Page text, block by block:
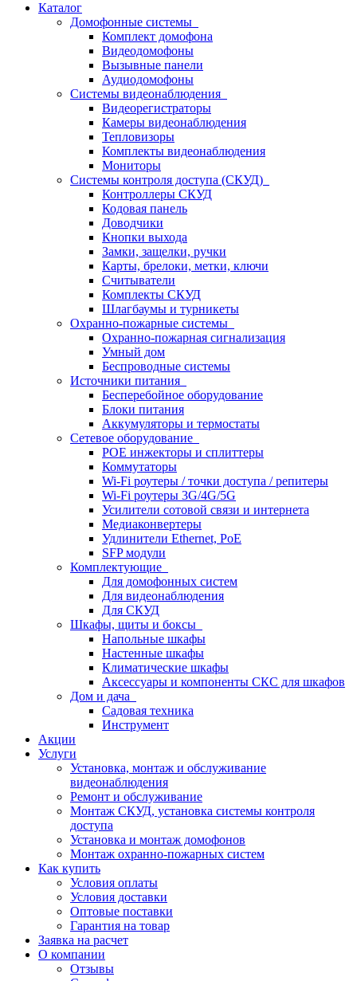
Каталог
Домофонные системы
Комплект домофона
Видеодомофоны
Вызывные панели
Аудиодомофоны
Системы видеонаблюдения
Видеорегистраторы
Камеры видеонаблюдения
Тепловизоры
Комплекты видеонаблюдения
Мониторы
Системы контроля доступа (СКУД)
Контроллеры СКУД
Кодовая панель
Доводчики
Кнопки выхода
Замки, защелки, ручки
Карты, брелоки, метки, ключи
Считыватели
Комплекты СКУД
Шлагбаумы и турникеты
Охранно-пожарные системы
Охранно-пожарная сигнализация
Умный дом
Беспроводные системы
Источники питания
Бесперебойное оборудование
Блоки питания
Аккумуляторы и термостаты
Сетевое оборудование
POE инжекторы и сплиттеры
Коммутаторы
Wi-Fi роутеры / точки доступа / репитеры
Wi-Fi роутеры 3G/4G/5G
Усилители сотовой связи и интернета
Медиаконвертеры
Удлинители Ethernet, PoE
SFP модули
Комплектующие
Для домофонных систем
Для видеонаблюдения
Для СКУД
Шкафы, щиты и боксы
Напольные шкафы
Настенные шкафы
Климатические шкафы
Аксессуары и компоненты СКС для шкафов
Дом и дача
Садовая техника
Инструмент
Акции
Услуги
Установка, монтаж и обслуживание
видеонаблюдения
Ремонт и обслуживание
Монтаж СКУД, установка системы контроля
доступа
Установка и монтаж домофонов
Монтаж охранно-пожарных систем
Как купить
Условия оплаты
Условия доставки
Оптовые поставки
Гарантия на товар
Заявка на расчет
О компании
Отзывы